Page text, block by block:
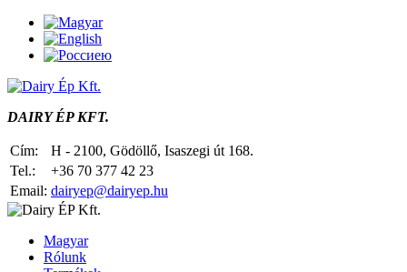
DAIRY ÉP KFT.
Cím:
H - 2100, Gödöllő, Isaszegi út 168.
Tel.:
+36 70 377 42 23
Email: dairyep@dairyep.hu
Magyar
Rólunk